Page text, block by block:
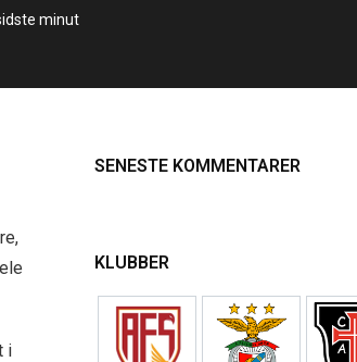
minut
i
SENESTE KOMMENTARER
KLUBBER